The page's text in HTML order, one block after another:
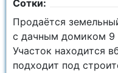
Сотки:
Продаётся
с дачным домиком 9
Участок находится
подходит под